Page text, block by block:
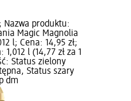
Nazwa produktu:
Magic Magnolia
l; Cena: 14,95 zł;
1,012 l (14,77 zł za 1
Status zielony
Status szary
dm